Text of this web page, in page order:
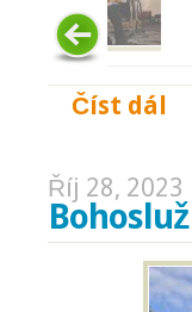
Číst dál
Říj 28, 2023